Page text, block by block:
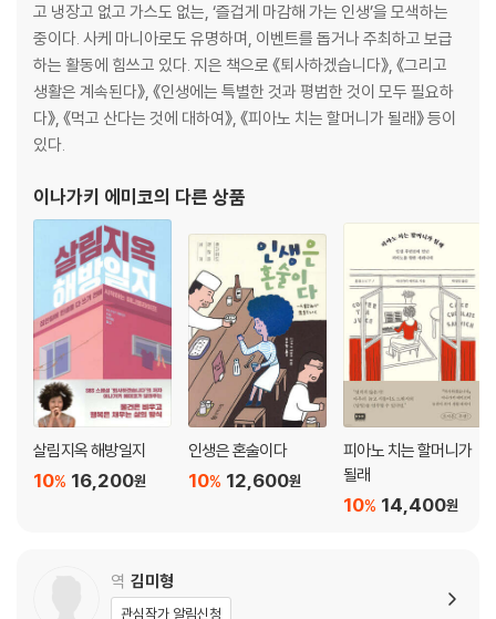
고 냉장고 없고 가스도 없는, ‘즐겁게 마감해 가는 인생’을 모색하는
중이다. 사케 마니아로도 유명하며, 이벤트를 돕거나 주최하고 보급
하는 활동에 힘쓰고 있다. 지은 책으로 《퇴사하겠습니다》, 《그리고
생활은 계속된다》, 《인생에는 특별한 것과 평범한 것이 모두 필요하
다》, 《먹고 산다는 것에 대하여》, 《피아노 치는 할머니가 될래》 등이
있다.
이나가키 에미코의 다른 상품
살림지옥 해방일지
16,200원
10%
인생은 혼술이다
12,600원
10%
피아노 치는 할머니가
될래
14,400원
10%
역 김미형
관심작가 알림신청